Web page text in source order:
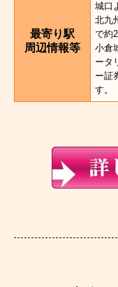
最寄り駅
周辺情報等
城口
北九
で約2
小倉
ータ
ー証
す。